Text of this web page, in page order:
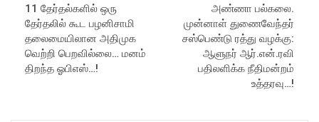
ockforttimes
Like us on:
https://www.facebook.com/R
ockforttimes
Follow us on:
https://www.instagram.com/ro
https://rockforttimes.
Subscribe:
https://www.youtube.com/@r
ockforttimes
Like us on:
https://www.facebook.com/R
11 தேர்தல்களில் ஒரு
தேர்தலில் கூட பழனிசாமி
தலைமையிலான அதிமுக
வெற்றி பெறவில்லை… மனம்
திறந்த ஓபிஎஸ்…!
அண்ணா பல்கலை.
முன்னாள் துணைவேந்தர்
சஸ்பெண்டு ரத்து வழக்கு:
ஆளுநர் ஆர்.என்.ரவி
பதிலளிக்க நீதிமன்றம்
உத்தரவு…!